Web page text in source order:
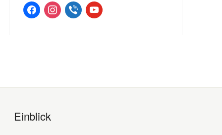
facebookinstagramviber youtube
Einblick